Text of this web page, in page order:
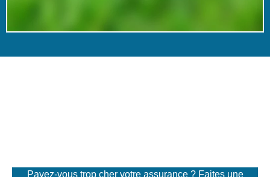
Payez-vous trop cher votre assurance ? Faites une